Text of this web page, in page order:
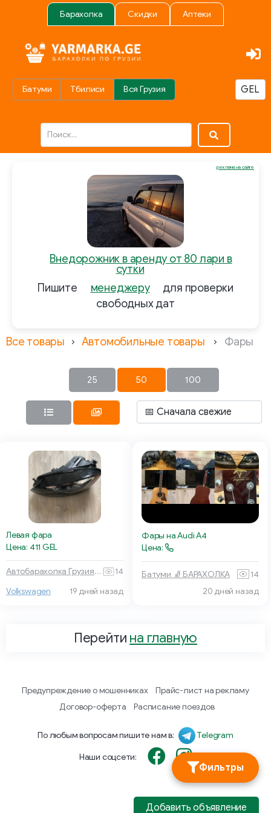
Барахолка Скидки Аптеки
Батуми Тбилиси Вся Грузия
Внедорожник в аренду от 80 лари в
сутки
Пишите
менеджеру
для проверки
свободных дат
реклама на сайте
Все товары Автомобильные товары Фары
Фильтры
25 50 100
Левая фара
Цена: 411 GEL
Автобарахолка Грузия 🏎 🚙
14
Volkswagen
19 дней назад
Фары на Audi A4
Цена:
Батуми 🧦 БАРАХОЛКА
14
20 дней назад
Перейти на главную
Предупреждение о мошенниках
Прайс-лист на рекламу
Договор-оферта
Расписание поездов
По любым вопросам пишите нам в: Telegram
Наши соцсети:
Добавить объявление